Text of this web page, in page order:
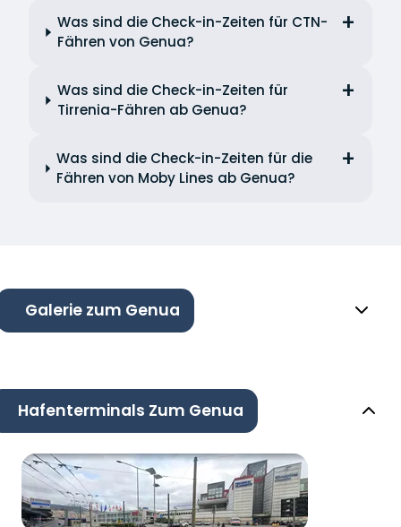
Was sind die Check-in-Zeiten für CTN-
Fähren von Genua?
Was sind die Check-in-Zeiten für
Tirrenia-Fähren ab Genua?
Was sind die Check-in-Zeiten für die
Fähren von Moby Lines ab Genua?
Galerie zum Genua
Hafenterminals Zum Genua